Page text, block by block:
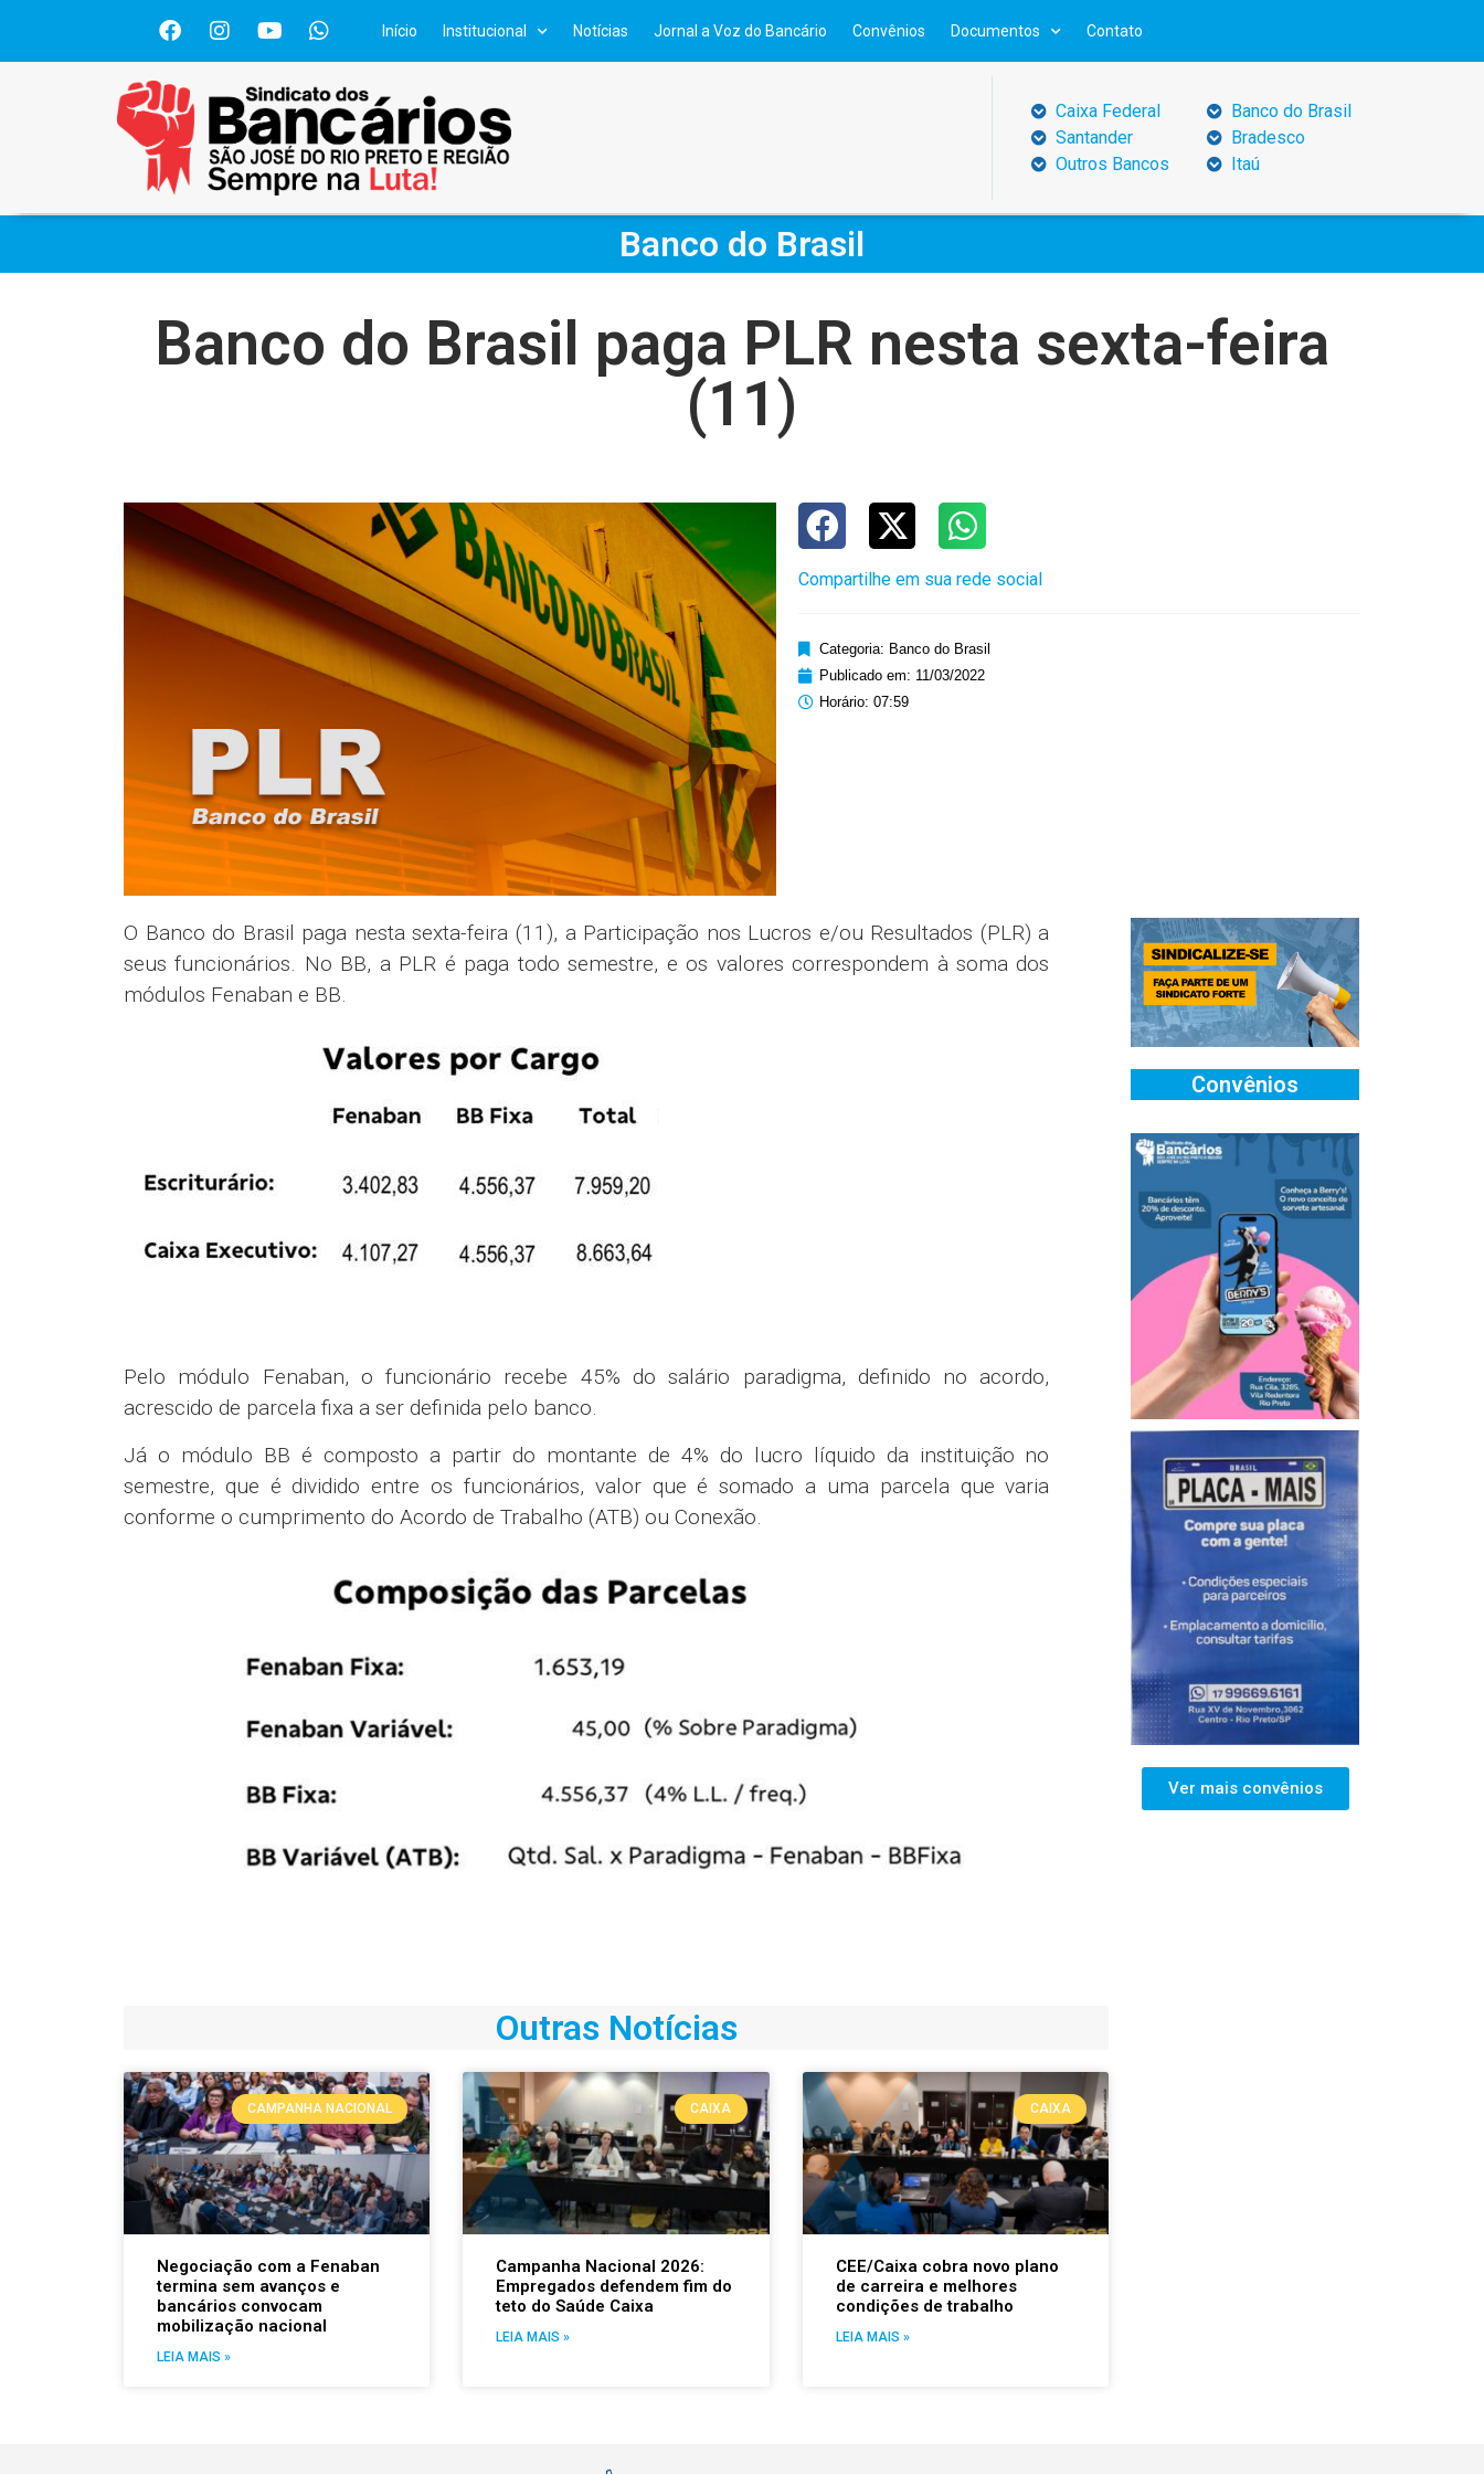
Início Institucional Notícias Jornal a Voz do Bancário Convênios Documentos Contato
Caixa Federal
Santander
Outros Bancos
Banco do Brasil
Bradesco
Itaú
Banco do Brasil
Banco do Brasil paga PLR nesta sexta-feira
(11)
Compartilhe em sua rede social
Categoria: Banco do Brasil
Publicado em: 11/03/2022
Horário: 07:59
O Banco do Brasil paga nesta sexta-feira (11), a Participação nos Lucros e/ou Resultados (PLR) a
seus funcionários. No BB, a PLR é paga todo semestre, e os valores correspondem à soma dos
módulos Fenaban e BB.
Pelo módulo Fenaban, o funcionário recebe 45% do salário paradigma, definido no acordo,
acrescido de parcela fixa a ser definida pelo banco.
Já o módulo BB é composto a partir do montante de 4% do lucro líquido da instituição no
semestre, que é dividido entre os funcionários, valor que é somado a uma parcela que varia
conforme o cumprimento do Acordo de Trabalho (ATB) ou Conexão.
Outras Notícias
CAMPANHA NACIONAL
Negociação com a Fenaban
termina sem avanços e
bancários convocam
mobilização nacional
LEIA MAIS »
CAIXA
Campanha Nacional 2026:
Empregados defendem fim do
teto do Saúde Caixa
LEIA MAIS »
CAIXA
CEE/Caixa cobra novo plano
de carreira e melhores
condições de trabalho
LEIA MAIS »
Convênios
Ver mais convênios